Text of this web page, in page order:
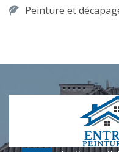
Peinture et